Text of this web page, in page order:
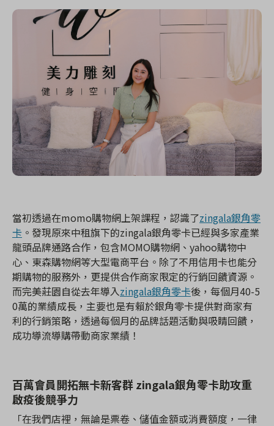
當初透過在momo購物網上架課程，認識了zingala銀角零
卡 。發現原來中租旗下的zingala銀角零卡已經與多家產業
龍頭品牌通路合作，包含MOMO購物網、yahoo購物中
心、東森購物網等大型電商平台。除了不用信用卡也能分
期購物的服務外，更提供合作商家限定的行銷回饋資源。
而完美莊園自從去年導入zingala銀角零卡後，每個月40-5
0萬的業績成長，主要也是有賴於銀角零卡提供對商家有
利的行銷策略，透過每個月的品牌話題活動與吸睛回饋，
成功導流導購帶動商家業績！
百萬會員開拓無卡新客群 zingala銀角零卡助攻重
啟疫後競爭力
「在我們店裡，無論是票卷、儲值金額或消費額度，一律